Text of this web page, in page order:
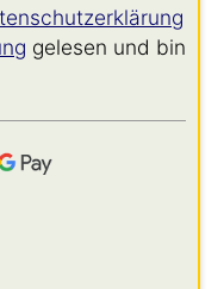
gelesen und bin